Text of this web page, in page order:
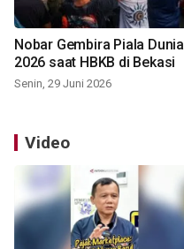
Nobar Gembira Piala Dunia
2026 saat HBKB di Bekasi
Senin, 29 Juni 2026
Video